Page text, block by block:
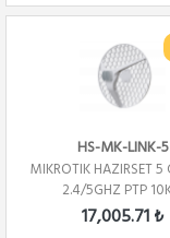
HS-MK-LINK-5
MIKROTIK HAZIRSET 5
2.4/5GHZ PTP
PROFESYONEL SET
17,005.71 ₺